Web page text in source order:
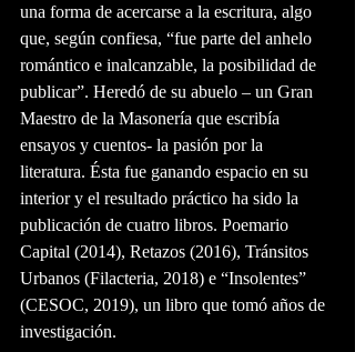
una forma de acercarse a la escritura, algo
que, según confiesa, “fue parte del anhelo
romántico e inalcanzable, la posibilidad de
publicar”. Heredó de su abuelo – un Gran
Maestro de la Masonería que escribía
ensayos y cuentos- la pasión por la
literatura. Ésta fue ganando espacio en su
interior y el resultado práctico ha sido la
publicación de cuatro libros. Poemario
Capital (2014), Retazos (2016), Tránsitos
Urbanos (Filacteria, 2018) e “Insolentes”
(CESOC, 2019), un libro que tomó años de
investigación.